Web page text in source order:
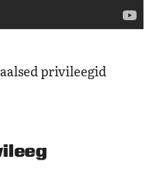
privileegid